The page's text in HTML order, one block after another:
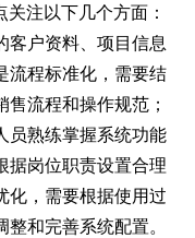
注以下几个方面：
客户资料、项目信息
流程标准化，需要结
流程和操作规范；
员熟练掌握系统功能
据岗位职责设置合理
化，需要根据使用过
和完善系统配置。